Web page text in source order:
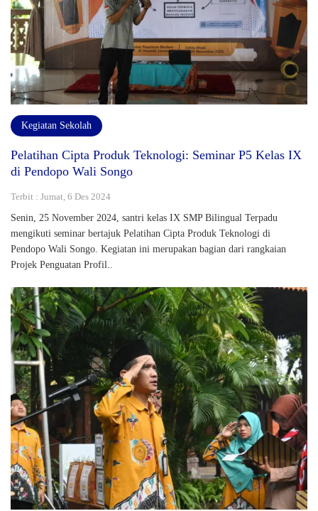
Kegiatan Sekolah
Pelatihan Cipta Produk Teknologi: Seminar P5 Kelas IX
di Pendopo Wali Songo
Terbit : Jumat, 6 Des 2024
Senin, 25 November 2024, santri kelas IX SMP Bilingual Terpadu
mengikuti seminar bertajuk Pelatihan Cipta Produk Teknologi di
Pendopo Wali Songo. Kegiatan ini merupakan bagian dari rangkaian
Projek Penguatan Profil..